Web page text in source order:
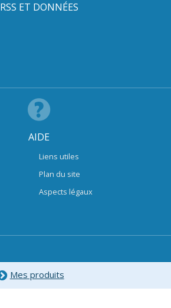
RSS ET DONNÉES
AIDE
Liens utiles
Plan du site
Aspects légaux
Mes produits